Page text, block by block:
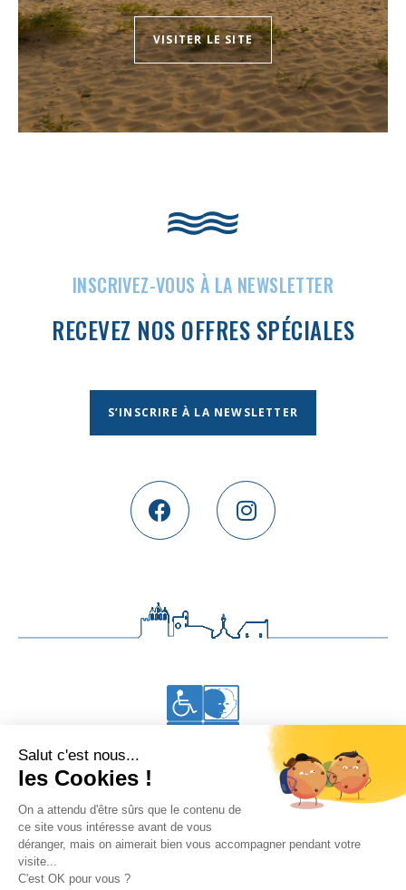
VISITER LE SITE
INSCRIVEZ-VOUS À LA NEWSLETTER
RECEVEZ NOS OFFRES SPÉCIALES
S’INSCRIRE À LA NEWSLETTER
Accessibilité aux personnes en situation de handicap
Vous êtes à Thalacap Les Saintes-Maries-de-la-Mer
Se rendre à Thalacap Île de Ré
Accueil
Thalasso Hôtel